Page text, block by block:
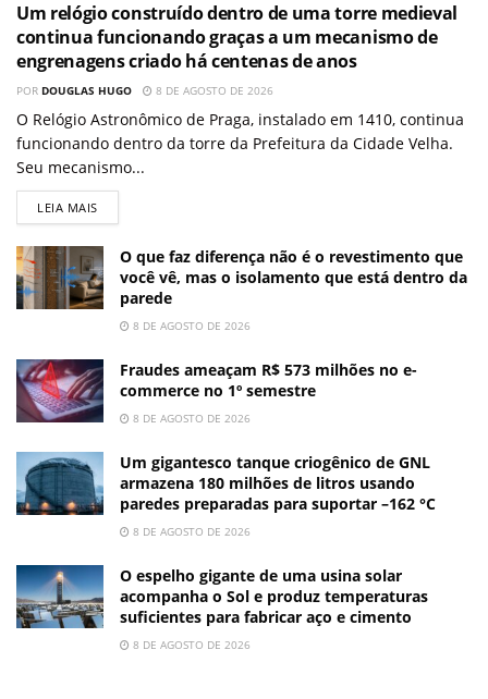
Um relógio construído dentro de uma torre medieval
continua funcionando graças a um mecanismo de
engrenagens criado há centenas de anos
POR DOUGLAS HUGO 8 DE AGOSTO DE 2026
O Relógio Astronômico de Praga, instalado em 1410, continua
funcionando dentro da torre da Prefeitura da Cidade Velha.
Seu mecanismo...
LEIA MAIS
O que faz diferença não é o revestimento que
você vê, mas o isolamento que está dentro da
parede
8 DE AGOSTO DE 2026
Fraudes ameaçam R$ 573 milhões no e-
commerce no 1º semestre
8 DE AGOSTO DE 2026
Um gigantesco tanque criogênico de GNL
armazena 180 milhões de litros usando
paredes preparadas para suportar –162 °C
8 DE AGOSTO DE 2026
O espelho gigante de uma usina solar
acompanha o Sol e produz temperaturas
suficientes para fabricar aço e cimento
8 DE AGOSTO DE 2026